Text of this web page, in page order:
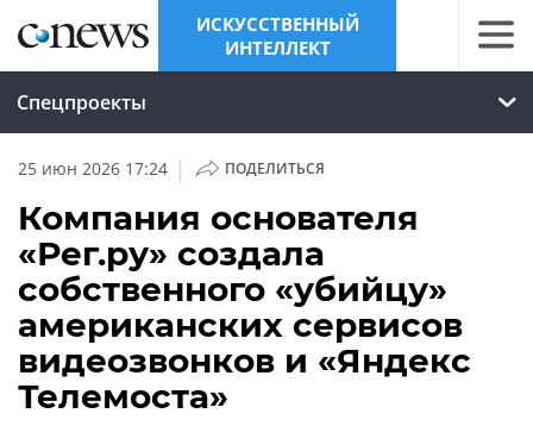
ИСКУССТВЕННЫЙ
ИНТЕЛЛЕКТ
Спецпроекты
25 июн 2026 17:24 | ПОДЕЛИТЬСЯ
Компания основателя
«Рег.ру» создала
собственного «убийцу»
американских сервисов
видеозвонков и «Яндекс
Телемоста»